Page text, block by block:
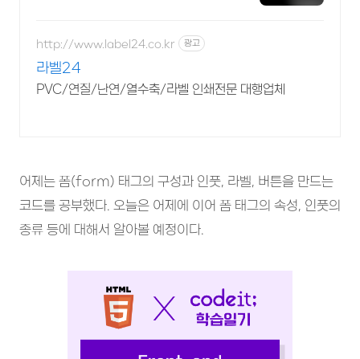
드
http://www.label24.co.kr 광고
라벨24
PVC/연질/난연/열수축/라벨 인쇄전문 대행업체
어제는 폼(form) 태그의 구성과 인풋, 라벨, 버튼을 만드는
코드를 공부했다. 오늘은 어제에 이어 폼 태그의 속성, 인풋의
종류 등에 대해서 알아볼 예정이다.